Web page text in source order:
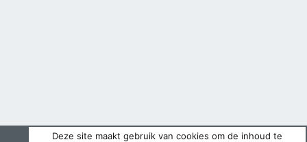
Deze site maakt gebruik van cookies om de inhoud te